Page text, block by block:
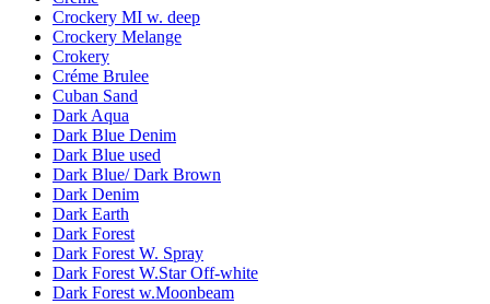
Crockery MI w. deep
Crockery Melange
Crokery
Créme Brulee
Cuban Sand
Dark Aqua
Dark Blue Denim
Dark Blue used
Dark Blue/ Dark Brown
Dark Denim
Dark Earth
Dark Forest
Dark Forest W. Spray
Dark Forest W.Star Off-white
Dark Forest w.Moonbeam